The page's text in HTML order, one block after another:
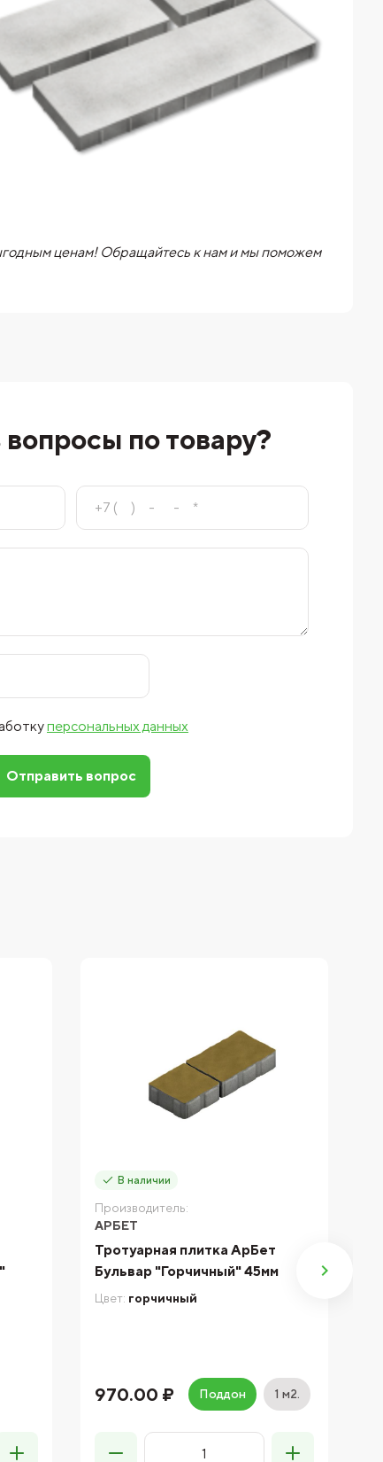
ценам! Обращайтесь к нам и мы поможем
по товару?
персональных данных
Отправить вопрос
В наличии
Производитель:
АРБЕТ
Тротуарная плитка АрБет
Бульвар "Горчичный" 45мм
Цвет: горчичный
970.00 ₽ Поддон 1 м2.